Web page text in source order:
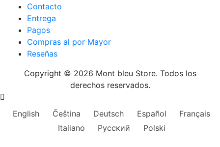
Contacto
Entrega
Pagos
Compras al por Mayor
Reseñas
Copyright © 2026 Mont bleu Store. Todos los
derechos reservados.
English Čeština Deutsch Español
Français
Italiano
Русский Polski